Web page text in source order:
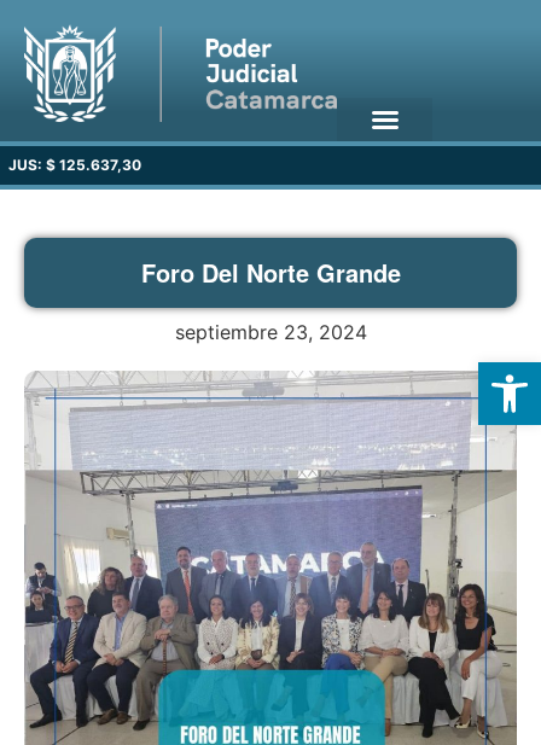
JUS: $ 125.637,30
Foro Del Norte Grande
septiembre 23, 2024